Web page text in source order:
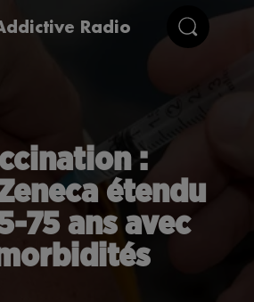
Radio
:
étendu
75 ans avec